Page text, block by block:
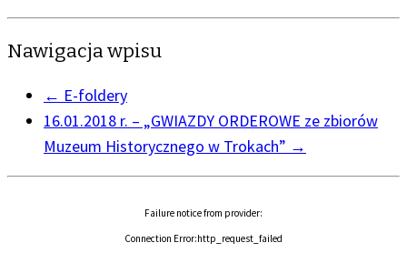
Nawigacja wpisu
← E-foldery
16.01.2018 r. – „GWIAZDY ORDEROWE ze zbiorów
Muzeum Historycznego w Trokach” →
Failure notice from provider:
Connection Error:http_request_failed